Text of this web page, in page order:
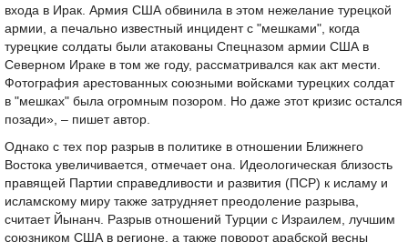
входа в Ирак. Армия США обвинила в этом нежелание турецкой
армии, а печально известный инцидент с "мешками", когда
турецкие солдаты были атакованы Спецназом армии США в
Северном Ираке в том же году, рассматривался как акт мести.
Фотография арестованных союзными войсками турецких солдат
в "мешках" была огромным позором. Но даже этот кризис остался
позади», – пишет автор.
Однако с тех пор разрыв в политике в отношении Ближнего
Востока увеличивается, отмечает она. Идеологическая близость
правящей Партии справедливости и развития (ПСР) к исламу и
исламскому миру также затрудняет преодоление разрыва,
считает Йынанч. Разрыв отношений Турции с Израилем, лучшим
союзником США в регионе, а также поворот арабской весны